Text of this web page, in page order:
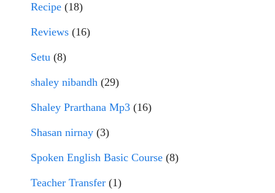
Recipe (18)
Reviews (16)
Setu (8)
shaley nibandh (29)
Shaley Prarthana Mp3 (16)
Shasan nirnay (3)
Spoken English Basic Course (8)
Teacher Transfer (1)